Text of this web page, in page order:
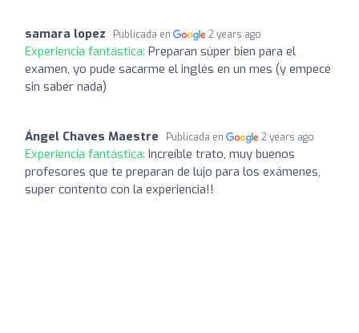
samara lopez Publicada en 2 years ago
Experiencia fantástica: Preparan súper bien para el
examen, yo pude sacarme el inglés en un mes (y empecé
sin saber nada)
Ángel Chaves Maestre Publicada en 2 years ago
Experiencia fantástica: Increíble trato, muy buenos
profesores que te preparan de lujo para los exámenes,
super contento con la experiencia!!